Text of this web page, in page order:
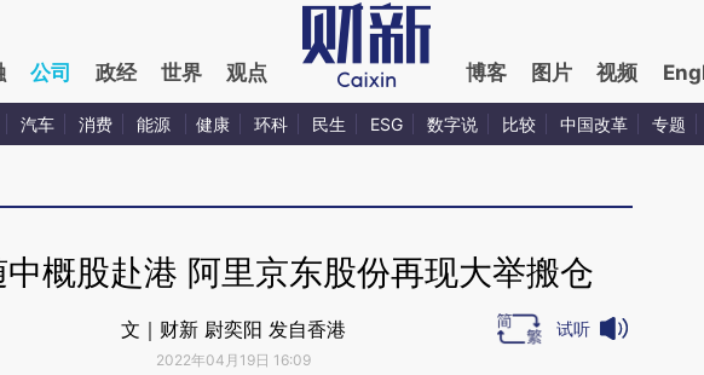
公司 政经 世界 观点 博客 图片 视频
汽车 消费 能源 健康 环科 民生 ESG 数字说 比较 中国改革 专题
概股赴港 阿里京东股份再现大举搬仓
文｜财新 尉奕阳 发自香港
2022年04月19日 16:09
试听